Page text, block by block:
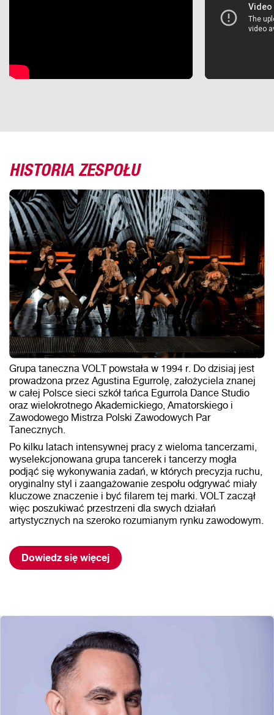
HISTORIA ZESPOŁU
Grupa taneczna VOLT powstała w 1994 r. Do dzisiaj jest
prowadzona przez Agustina Egurrolę, założyciela znanej
w całej Polsce sieci szkół tańca Egurrola Dance Studio
oraz wielokrotnego Akademickiego, Amatorskiego i
Zawodowego Mistrza Polski Zawodowych Par
Tanecznych.
Po kilku latach intensywnej pracy z wieloma tancerzami,
wyselekcjonowana grupa tancerek i tancerzy mogła
podjąć się wykonywania zadań, w których precyzja ruchu,
oryginalny styl i zaangażowanie zespołu odgrywać miały
kluczowe znaczenie i być filarem tej marki. VOLT zaczął
więc poszukiwać przestrzeni dla swych działań
artystycznych na szeroko rozumianym rynku zawodowym.
Dowiedz się więcej